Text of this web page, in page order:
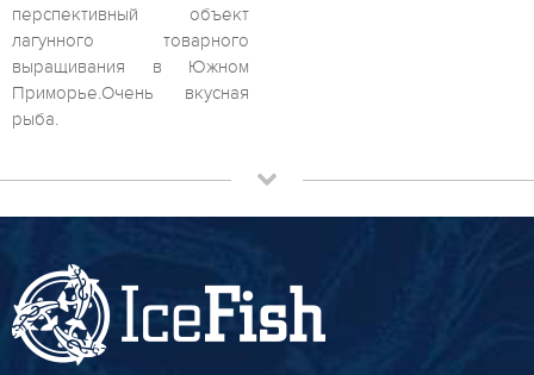
перспективный объект
лагунного товарного
выращивания в Южном
Приморье.Очень вкусная
рыба.